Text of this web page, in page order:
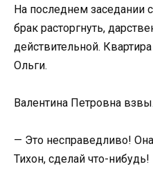
На последнем заседании
брак расторгнуть,
действительной.
Ольги.
Валентина Петровна
— Это несправедливо!
Тихон, сделай что-нибудь!